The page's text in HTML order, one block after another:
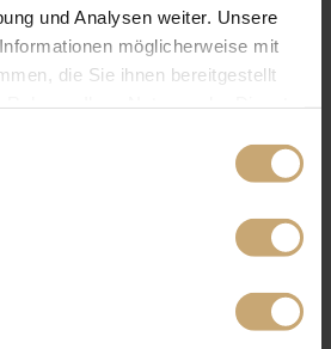
und Analysen weiter. Unsere
möglicherweise mit
die Sie ihnen bereitgestellt